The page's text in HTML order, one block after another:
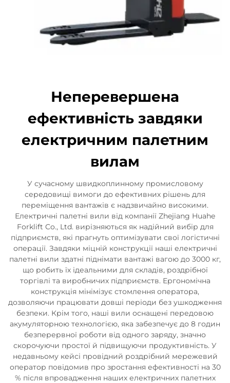
Неперевершена
ефективність завдяки
електричним палетним
вилам
У сучасному швидкоплинному промисловому
середовищі вимоги до ефективних рішень для
переміщення вантажів є надзвичайно високими.
Електричні палетні вили від компанії Zhejiang Huahe
Forklift Co., Ltd. вирізняються як надійний вибір для
підприємств, які прагнуть оптимізувати свої логістичні
операції. Завдяки міцній конструкції наші електричні
палетні вили здатні піднімати вантажі вагою до 3000 кг,
що робить їх ідеальними для складів, роздрібної
торгівлі та виробничих підприємств. Ергономічна
конструкція мінімізує стомлення оператора,
дозволяючи працювати довші періоди без ушкодження
безпеки. Крім того, наші вили оснащені передовою
акумуляторною технологією, яка забезпечує до 8 годин
безперервної роботи від одного заряду, значно
скорочуючи простої й підвищуючи продуктивність. У
недавньому кейсі провідний роздрібний мережевий
оператор повідомив про зростання ефективності на 30
% після впровадження наших електричних палетних